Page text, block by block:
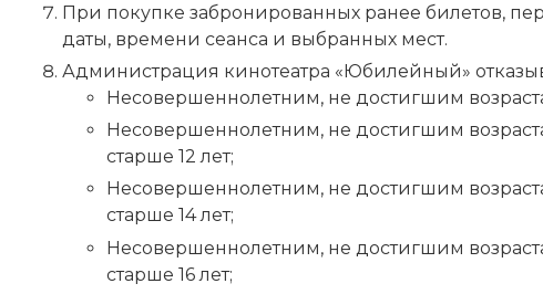
При покупке забронированных ранее билетов,
даты, времени сеанса и выбранных мест.
Администрация кинотеатра «Юбилейный»
Несовершеннолетним, не достигшим
Несовершеннолетним, не достигшим
старше 12 лет;
Несовершеннолетним, не достигшим
старше 14 лет;
Несовершеннолетним, не достигшим
старше 16 лет;